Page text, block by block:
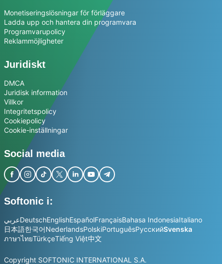
Monetiseringslösningar för förläggare
Ladda upp och hantera din programvara
Programvarupolicy
Reklammöjligheter
Juridiskt
DMCA
Juridisk information
Villkor
Integritetspolicy
Cookiepolicy
Cookie-inställningar
Social media
Softonic i:
عربيDeutschEnglishEspañolFrançaisBahasa IndonesiaItaliano
日本語한국어NederlandsPolskiPortuguêsРусскийSvenska
ภาษาไทยTürkçeTiếng Việt中文
Copyright SOFTONIC INTERNATIONAL S.A.